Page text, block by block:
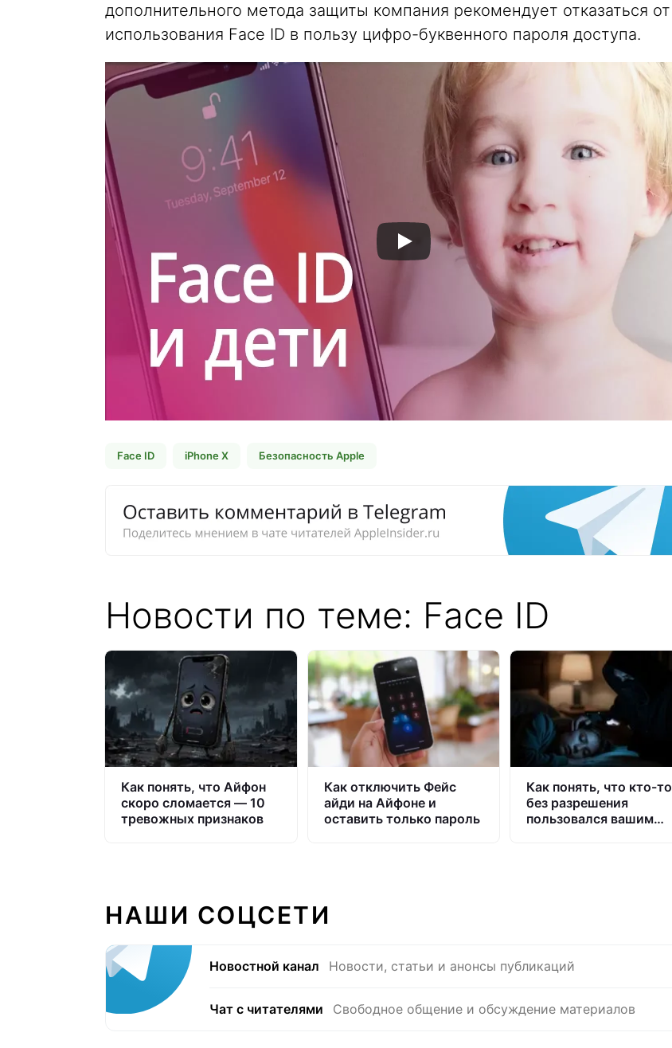
дополнительного метода защиты компания рекомендует отказаться от
использования Face ID в пользу цифро-буквенного пароля доступа.
Face ID iPhone X Безопасность Apple
Новости по теме: Face ID
Как понять, что Айфон
скоро сломается — 10
тревожных признаков
Как отключить Фейс
айди на Айфоне и
оставить только пароль
Как понять, что кто-то
без разрешения
пользовался вашим
НАШИ СОЦСЕТИ
Новостной канал Новости, статьи и анонсы публикаций
Чат с читателями Свободное общение и обсуждение материалов